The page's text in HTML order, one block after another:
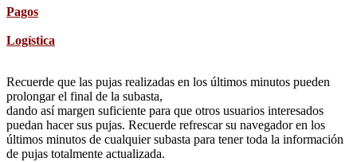
Pagos
Logística
Recuerde que las pujas realizadas en los últimos minutos pueden
prolongar el final de la subasta,
dando así margen suficiente para que otros usuarios interesados
puedan hacer sus pujas. Recuerde refrescar su navegador en los
últimos minutos de cualquier subasta para tener toda la información
de pujas totalmente actualizada.